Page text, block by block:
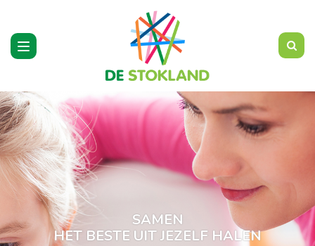
Toggle
navigation
SAMEN
HET BESTE UIT JEZELF HALEN